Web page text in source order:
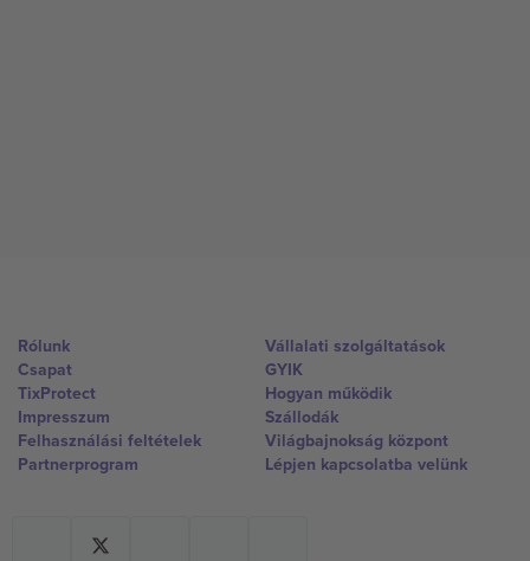
Rólunk
Csapat
TixProtect
Impresszum
Felhasználási feltételek
Partnerprogram
Vállalati szolgáltatások
GYIK
Hogyan működik
Szállodák
Világbajnokság központ
Lépjen kapcsolatba velünk